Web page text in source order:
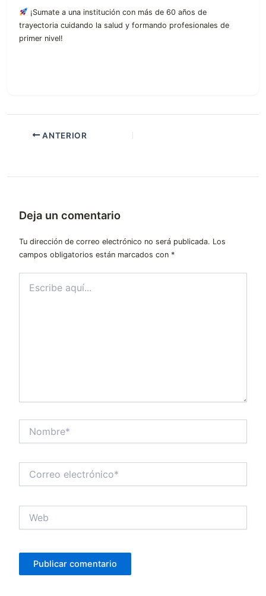
¡Sumate a una institución con más de 60 años de
trayectoria cuidando la salud y formando profesionales de
primer nivel!
ANTERIOR
Deja un comentario
Tu dirección de correo electrónico no será publicada. Los
campos obligatorios están marcados con *
aquí...
electrónico*